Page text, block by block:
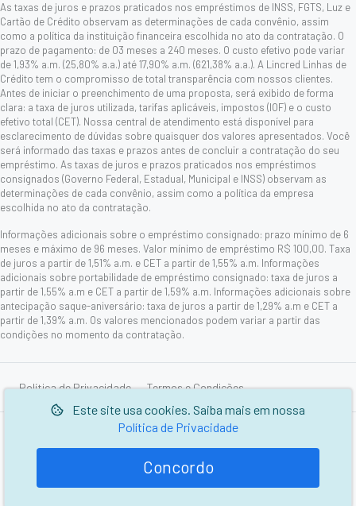
Este site usa cookies. Saiba mais em nossa
Política de Privacidade
Concordo
As taxas de juros e prazos praticados nos empréstimos de INSS, FGTS, Luz e
Cartão de Crédito observam as determinações de cada convênio, assim
como a política da instituição financeira escolhida no ato da contratação. O
prazo de pagamento: de 03 meses a 240 meses. O custo efetivo pode variar
de 1,93% a.m. (25,80% a.a.) até 17,90% a.m. (621,38% a.a.). A Lincred Linhas de
Crédito tem o compromisso de total transparência com nossos clientes.
Antes de iniciar o preenchimento de uma proposta, será exibido de forma
clara: a taxa de juros utilizada, tarifas aplicáveis, impostos (IOF) e o custo
efetivo total (CET). Nossa central de atendimento está disponível para
esclarecimento de dúvidas sobre quaisquer dos valores apresentados. Você
será informado das taxas e prazos antes de concluir a contratação do seu
empréstimo. As taxas de juros e prazos praticados nos empréstimos
consignados (Governo Federal, Estadual, Municipal e INSS) observam as
determinações de cada convênio, assim como a política da empresa
escolhida no ato da contratação.
Informações adicionais sobre o empréstimo consignado: prazo mínimo de 6
meses e máximo de 96 meses. Valor mínimo de empréstimo R$ 100,00. Taxa
de juros a partir de 1,51% a.m. e CET a partir de 1,55% a.m. Informações
adicionais sobre portabilidade de empréstimo consignado: taxa de juros a
partir de 1,55% a.m e CET a partir de 1,59% a.m. Informações adicionais sobre
antecipação saque-aniversário: taxa de juros a partir de 1,29% a.m e CET a
partir de 1,39% a.m. Os valores mencionados podem variar a partir das
condições no momento da contratação.
Política de Privacidade Termos e Condições
Desenvolvido por